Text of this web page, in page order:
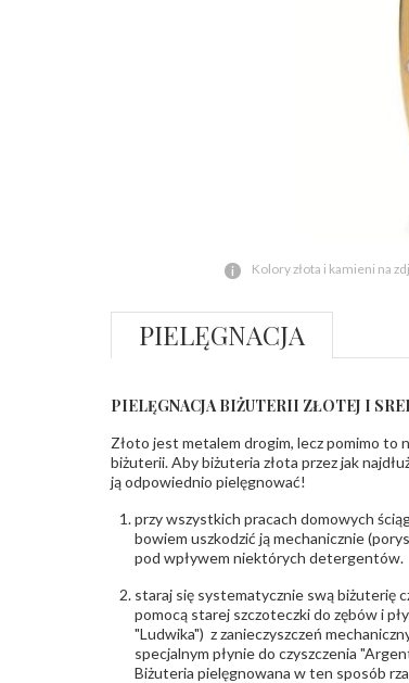
Kolory złota i kamieni na
PIELĘGNACJA
PIELĘGNACJA BIŻUTERII ZŁOTEJ I
Złoto jest metalem drogim, lecz pomimo to
biżuterii. Aby biżuteria złota przez jak
ją odpowiednio pielęgnować!
przy wszystkich pracach domowych
bowiem uszkodzić ją mechanicznie
pod wpływem niektórych detergentów.
staraj się systematycznie swą biżuterię
pomocą starej szczoteczki do zębów i
"Ludwika") z zanieczyszczeń
specjalnym płynie do czyszczenia
Biżuteria pielęgnowana w ten sposób